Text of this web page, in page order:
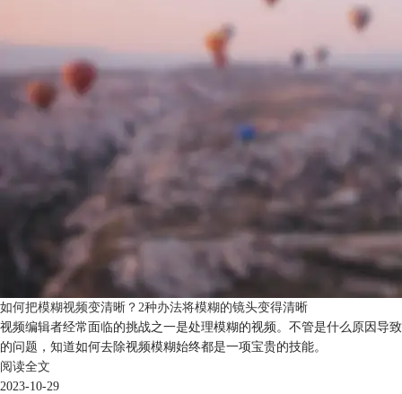
如何把模糊视频变清晰？2种办法将模糊的镜头变得清晰
视频编辑者经常面临的挑战之一是处理模糊的视频。不管是什么原因导致
的问题，知道如何去除视频模糊始终都是一项宝贵的技能。
阅读全文
2023-10-29